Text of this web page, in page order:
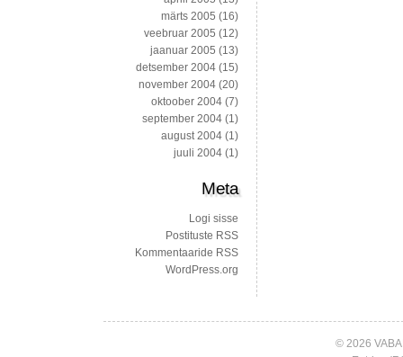
märts 2005 (16)
veebruar 2005 (12)
jaanuar 2005 (13)
detsember 2004 (15)
november 2004 (20)
oktoober 2004 (7)
september 2004 (1)
august 2004 (1)
juuli 2004 (1)
Meta
Logi sisse
Postituste RSS
Kommentaaride RSS
WordPress.org
© 2026